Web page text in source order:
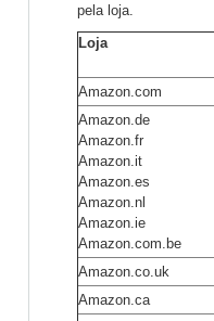
pela loja.
Loja
Amazon.com
Amazon.de
Amazon.fr
Amazon.it
Amazon.es
Amazon.nl
Amazon.ie
Amazon.com.be
Amazon.co.uk
Amazon.ca